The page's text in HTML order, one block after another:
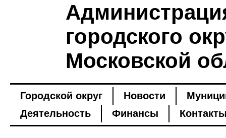
городского
Московской
Городской округ Новости
Деятельность
Финансы